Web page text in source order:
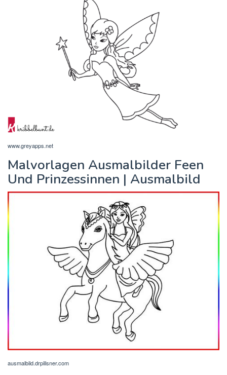
www.greyapps.net
Malvorlagen Ausmalbilder Feen
Und Prinzessinnen | Ausmalbild
ausmalbild.drpillsner.com